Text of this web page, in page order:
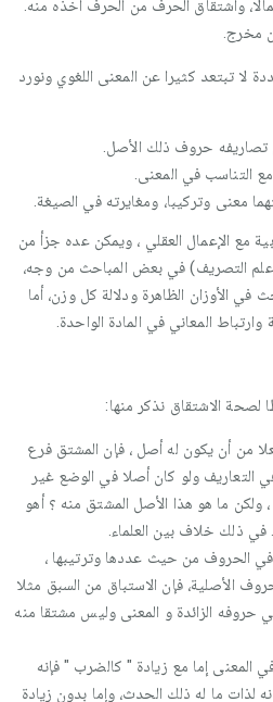
واشتقاق الحرف من الحرف أخذه منه.
مخرج.
لا تبتعد كثيرا عن المعنى اللغوي ونورد
حروف ذلك الأصل.
التناسب في المعنى.
معنى وتركيبا، ومغايرته في الصيغة.
مع الإعمال العقلي ، ويمكن عده جزأ من
(علم التصريف) في بعض المباحث من وجه،
في الأوزان الظاهرة ودلالة كل وزن، أما
المعاني في المادة الواحدة.
الاشتقاق نذكر منها:
من أن يكون له أصل ، فإن المشتق فرع
التعاريف ولو كان أصلا في الوضع غير
ما هو هذا الأصل المشتق منه ؟ أهو
في ذلك خلاف بين العلماء.
الحروف من حيث عددها وترتيبها ،
الأصلية، فإن الاستباق من السبق مثلا
حروفه الزائدة و المعنى وليس مشتقا منه
المعنى إما مع زيادة " كالضرب " فإنه
ما له ذلك الحدث، وإما بدون زيادة